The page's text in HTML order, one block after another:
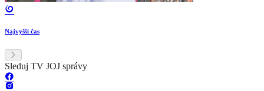
Najvyšší čas
Sleduj TV JOJ správy